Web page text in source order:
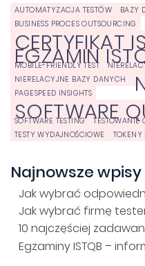
AUTOMATYZACJA TESTÓW
BAZY
BUSINESS PROCES OUTSOURCING
CERTYFIKAT
EGZAMIN
MOBILE-FRIENDLY TEST
NIERELACYJNE BAZY DANYCH
PAGESPEED INSIGHTS
SOFTWARE
SOFTWARE TESTING TESTOWANIE
TESTY WYDAJNOŚCIOWE
TOKENY
Najnowsze wpisy
Jak wybrać firmę
Egzaminy ISTQB –